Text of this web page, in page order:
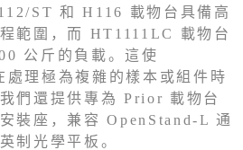
ST 和 H116 載物台具備高
範圍，而 HT1111LC 載物台
公斤的負載。這使
理極為複雜的樣本或組件時
們還提供專為 Prior 載物台
裝座，兼容 OpenStand-L 通
制光學平板。